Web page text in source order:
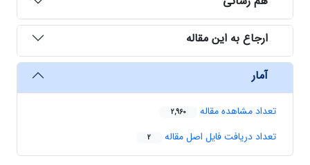
ارجاع به این مقاله
آمار
تعداد مشاهده مقاله 2,960
تعداد دریافت فایل اصل مقاله 2